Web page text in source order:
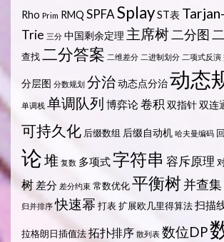
Rho Prim RMQ SPFASplayST表
Trie 三分 中国剩余定理 主席树二分图
查找二分答案 二维差分 二进制划分 二项式反演
分层图 分数规划 分治动态点分治动态
单调栈 单调队列 博弈论卷积 双指针双连
可持久化 后缀数组 后缀自动机 哈夫曼编码
论堆 复数 多项式字符串 容斥原理
树 差分 差分约束 常数优化平衡树并查集
归并排序 快速幂 打表扩展欧几里得算法扫描
拉格朗日插值法拓扑排序 散列表 数位DP